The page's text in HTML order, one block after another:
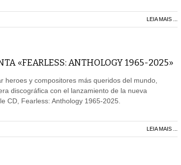
LEIA MAIS ...
«FEARLESS: ANTHOLOGY 1965-2025»
heroes y compositores más queridos del mundo,
discográfica con el lanzamiento de la nueva
CD, Fearless: Anthology 1965-2025.
LEIA MAIS ...